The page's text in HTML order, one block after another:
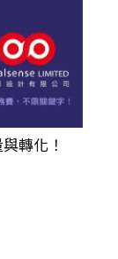
轉化！